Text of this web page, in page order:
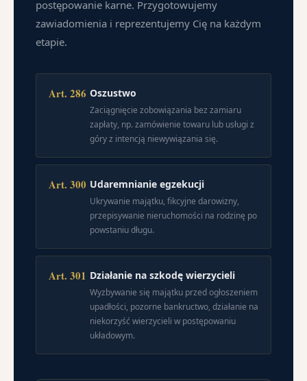
postępowanie karne. Przygotowujemy
zawiadomienia i reprezentujemy Cię na każdym
etapie.
Art. 286 Oszustwo
Zaciągnięcie zobowiązania bez zamiaru
zapłaty, np. zamówienie towaru lub usługi z
góry z intencją niewywiązania się.
Art. 300 Udaremnianie egzekucji
Ukrywanie majątku, fikcyjne darowizny,
przepisywanie nieruchomości na rodzinę po
powstaniu długu.
Art. 301 Działanie na szkodę wierzycieli
Wyzbywanie się majątku przed ogłoszeniem
upadłości, pozorne bankructwo, działanie na
niekorzyść wierzycieli w postępowaniu
układowym.